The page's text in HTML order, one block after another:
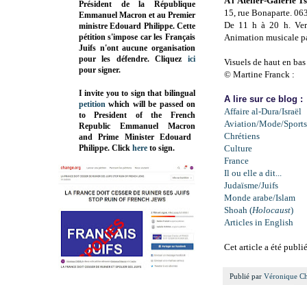
15, rue Bonaparte.
De 11 h à 20 h.
Animation musicale
Visuels de haut en
© Martine Franck :
A lire sur ce blog :
Affaire al-Dura/Israël
Aviation/Mode/Sports
Chrétiens
Culture
France
Il ou elle a dit...
Judaïsme/Juifs
Monde arabe/Islam
Shoah (Holocaust)
Articles in English
Cet article a été
Publié par Véronique
Président de la République
Emmanuel Macron et au Premier
ministre Edouard Philippe. Cette
pétition s'impose car les Français
Juifs n'ont aucune organisation
pour les défendre. Cliquez
ici
pour signer.
I invite you to sign that bilingual
petition which will be passed on
to President of the French
Republic Emmanuel Macron
and Prime MinisterEdouard
Philippe. Click here to sign.